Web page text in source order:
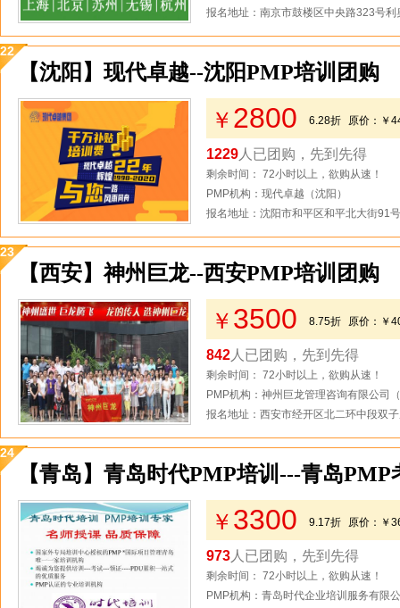
报名地址：南京市鼓楼区中央路323号
22
【沈阳】现代卓越--沈阳PMP培训团购
￥ 2800 6.28折 原价： ￥
1229 人已团购，先到先得
剩余时间： 72小时以上，欲购从速！
PMP机构：现代卓越（沈阳）
报名地址：沈阳市和平区和平北大街91号
23
【西安】神州巨龙--西安PMP培训团购
￥ 3500 8.75折 原价： ￥
842 人已团购，先到先得
剩余时间： 72小时以上，欲购从速！
PMP机构：神州巨龙管理咨询有限公司
报名地址：西安市经开区北二环中段双
24
【青岛】青岛时代PMP培训---青岛PMP
￥ 3300 9.17折 原价： ￥
973 人已团购，先到先得
剩余时间： 72小时以上，欲购从速！
PMP机构：青岛时代企业培训服务有限